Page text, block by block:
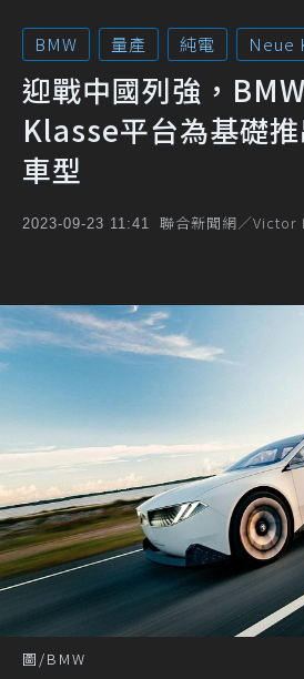
BMW 量產 純電 Neue
迎戰中國列強，
Klasse平台為基礎
車型
2023-09-23 11:41 聯合新聞網／Victor
圖/BMW